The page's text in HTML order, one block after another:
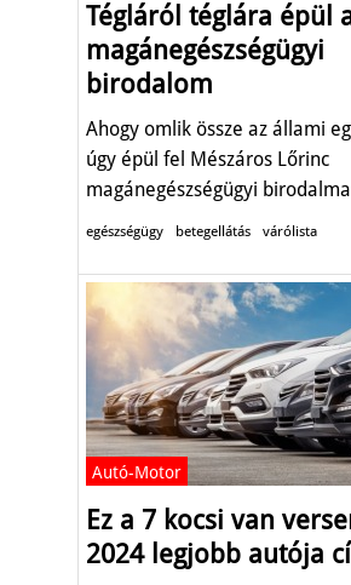
Tégláról téglára épül
magánegészségügyi
birodalom
Ahogy omlik össze az állami
úgy épül fel Mészáros Lőrinc
magánegészségügyi
egészségügy betegellátás várólista
Autó-Motor
Ez a 7 kocsi van
2024 legjobb autója